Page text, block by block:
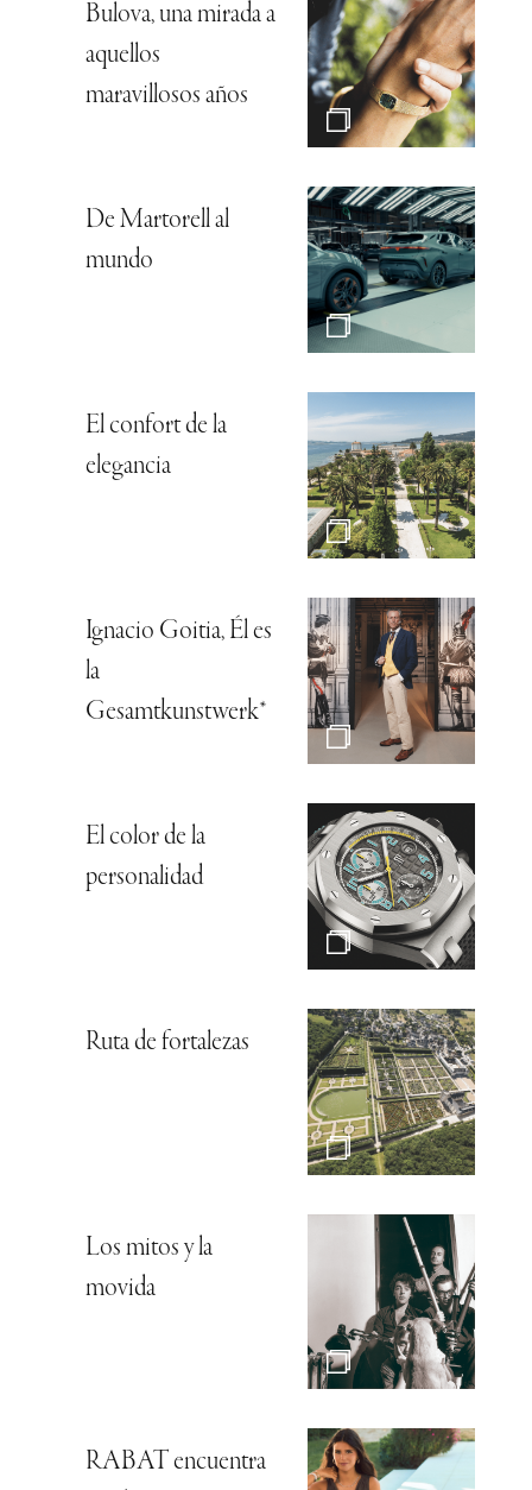
Bulova, una mirada a
aquellos
maravillosos años
De Martorell al
mundo
El confort de la
elegancia
Ignacio Goitia, Él es
la
Gesamtkunstwerk*
El color de la
personalidad
Ruta de fortalezas
Los mitos y la
movida
RABAT encuentra